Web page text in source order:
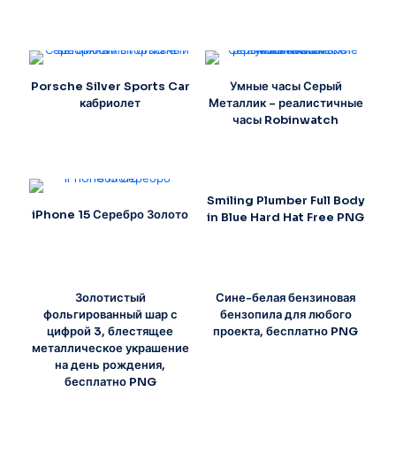
Porsche Silver Sports Car
кабриолет
Умные часы Серый
Металлик – реалистичные
часы Robinwatch
iPhone 15 Серебро Золото
Smiling Plumber Full Body
in Blue Hard Hat Free PNG
Золотистый
фольгированный шар с
цифрой 3, блестящее
металлическое украшение
на день рождения,
бесплатно PNG
Сине-белая бензиновая
бензопила для любого
проекта, бесплатно PNG